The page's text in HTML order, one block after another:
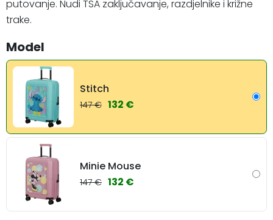
putovanje. Nudi TSA zaključavanje, razdjelnike i križne
trake.
Model
Stitch
147 € 132 €
Minie Mouse
147 € 132 €